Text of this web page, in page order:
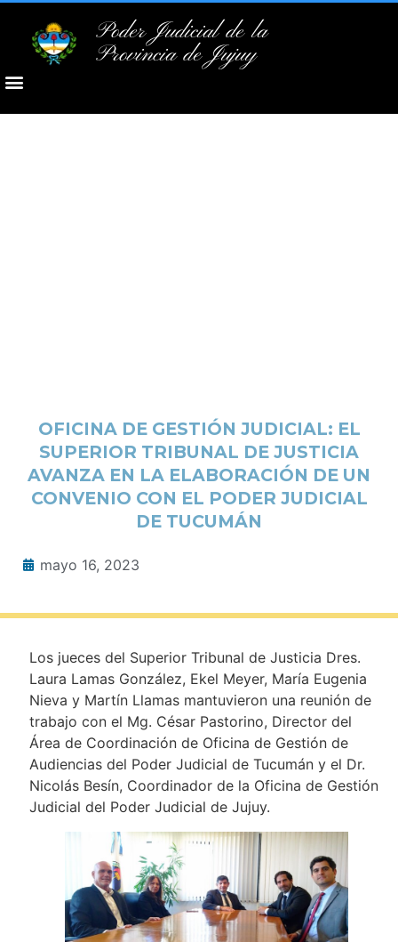
Poder Judicial de la
Provincia de Jujuy
OFICINA DE GESTIÓN JUDICIAL: EL
SUPERIOR TRIBUNAL DE JUSTICIA
AVANZA EN LA ELABORACIÓN DE UN
CONVENIO CON EL PODER JUDICIAL
DE TUCUMÁN
mayo 16, 2023
Los jueces del Superior Tribunal de Justicia Dres.
Laura Lamas González, Ekel Meyer, María Eugenia
Nieva y Martín Llamas mantuvieron una reunión de
trabajo con el Mg. César Pastorino, Director del
Área de Coordinación de Oficina de Gestión de
Audiencias del Poder Judicial de Tucumán y el Dr.
Nicolás Besín, Coordinador de la Oficina de Gestión
Judicial del Poder Judicial de Jujuy.